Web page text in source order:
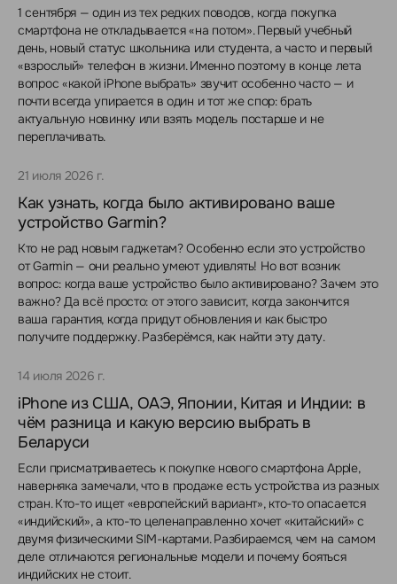
1 сентября — один из тех редких поводов, когда покупка
смартфона не откладывается «на потом». Первый учебный
день, новый статус школьника или студента, а часто и первый
«взрослый» телефон в жизни. Именно поэтому в конце лета
вопрос «какой iPhone выбрать» звучит особенно часто — и
почти всегда упирается в один и тот же спор: брать
актуальную новинку или взять модель постарше и не
переплачивать.
21 июля 2026 г.
Как узнать, когда было активировано ваше
устройство Garmin?
Кто не рад новым гаджетам? Особенно если это устройство
от Garmin — они реально умеют удивлять! Но вот возник
вопрос: когда ваше устройство было активировано? Зачем это
важно? Да всё просто: от этого зависит, когда закончится
ваша гарантия, когда придут обновления и как быстро
получите поддержку. Разберёмся, как найти эту дату.
14 июля 2026 г.
iPhone из США, ОАЭ, Японии, Китая и Индии: в
чём разница и какую версию выбрать в
Беларуси
Если присматриваетесь к покупке нового смартфона Apple,
наверняка замечали, что в продаже есть устройства из разных
стран. Кто-то ищет «европейский вариант», кто-то опасается
«индийский», а кто-то целенаправленно хочет «китайский» с
двумя физическими SIM-картами. Разбираемся, чем на самом
деле отличаются региональные модели и почему бояться
индийских не стоит.